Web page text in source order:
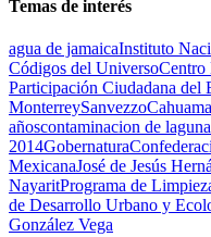
Temas de interés
agua de jamaicaInstituto
Códigos del UniversoCentro
Participación Ciudadana del
MonterreySanvezzoCahuama
añoscontaminacion de
2014Gobernatura
MexicanaJosé de Jesús
NayaritPrograma de
de Desarrollo Urbano y
González Vega